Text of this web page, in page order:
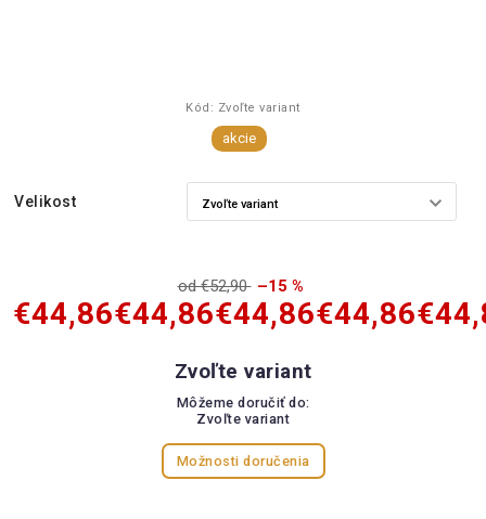
Kód: Zvoľte variant
akcie
Velikost
od €52,90 –15 %
€44,86€44,86€44,86€44,86
Zvoľte variant
Môžeme doručiť do:
Zvoľte variant
Možnosti doručenia